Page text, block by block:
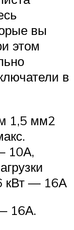
вы
этом
в
1,5 мм2
10А,
кВт — 16А
16А.